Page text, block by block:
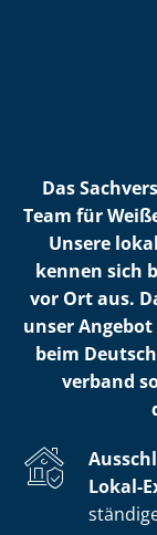
Das
Team für
Unsere
kennen sich
vor Ort aus.
unser
beim
ver­band
Lokal-